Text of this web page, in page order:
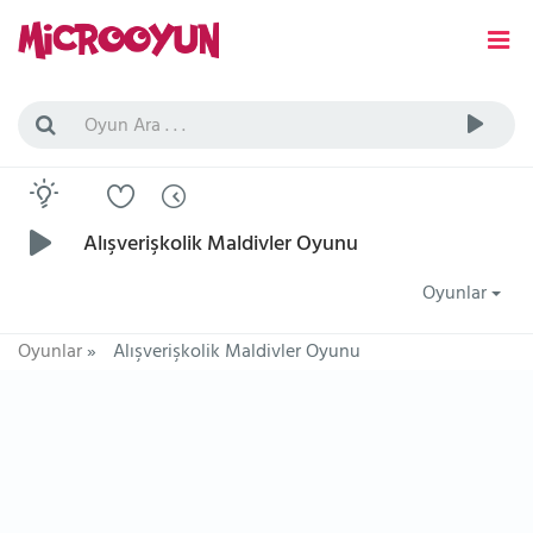
Alışverişkolik Maldivler Oyunu
Oyunlar
Oyunlar» Alışverişkolik Maldivler Oyunu